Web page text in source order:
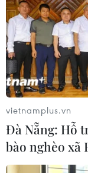
vietnamplus.vn
Đà Nẵng: Hỗ
bào nghèo xã